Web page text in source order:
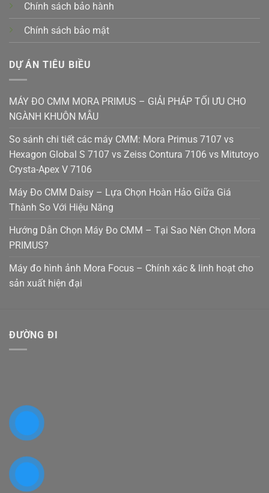
Chính sách bảo hành
Chính sách bảo mật
DỰ ÁN TIÊU BIỀU
MÁY ĐO CMM MORA PRIMUS – GIẢI PHÁP TỐI ƯU CHO
NGÀNH KHUÔN MẪU
So sánh chi tiết các máy CMM: Mora Primus 7107 vs
Hexagon Global S 7107 vs Zeiss Contura 7106 vs Mitutoyo
Crysta-Apex V 7106
Máy Đo CMM Daisy – Lựa Chọn Hoàn Hảo Giữa Giá
Thành So Với Hiệu Năng
Hướng Dẫn Chọn Máy Đo CMM – Tại Sao Nên Chọn Mora
PRIMUS?
Máy đo hình ảnh Mora Focus – Chính xác & linh hoạt cho
sản xuất hiện đại
ĐƯỜNG ĐI